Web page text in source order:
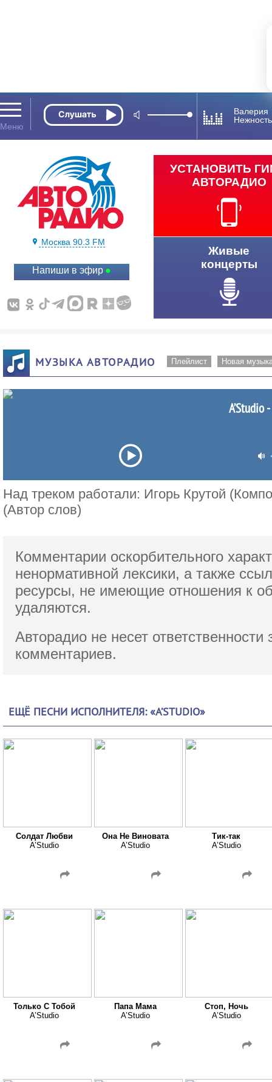
Валерия
Москва 90.3 FM
Напиши в эфир
УСТАНОВИТЬ
АВТОРАДИО
Живые
концерты
МУЗЫКА АВТОРАДИО Плейлист Новая
A’Studio
Над треком работали: Игорь Крутой
(Автор слов)
Комментарии оскорбительного
ненормативной лексики, а также
ресурсы, не имеющие отношения к
удаляются.
Авторадио не несет ответственности
комментариев.
ЕЩЁ ПЕСНИ ИСПОЛНИТЕЛЯ: «A’STUDIO»
Солдат Любви
A’Studio
Она Не Виновата
A’Studio
Тик-так
A’Studio
Только С Тобой
A’Studio
Папа Мама
A’Studio
Стоп, Ночь
A’Studio